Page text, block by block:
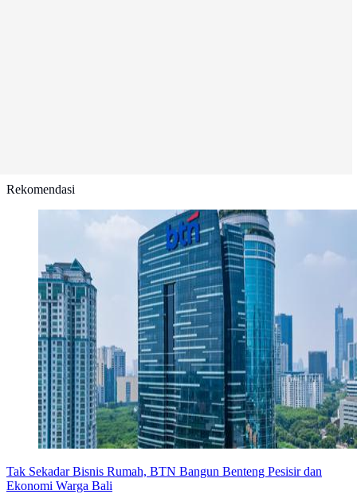
Rekomendasi
Tak Sekadar Bisnis Rumah, BTN Bangun Benteng Pesisir dan
Ekonomi Warga Bali